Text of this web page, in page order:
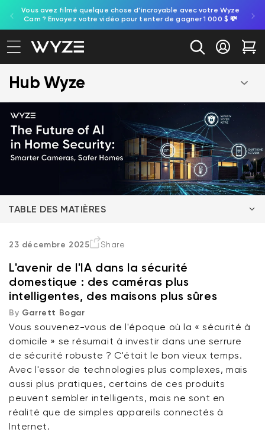
au contenu
d'accessibilité
ampoule
Vous avez filmé quelque chose d'incroyable avec votre
Cam ? Envoyez votre vidéo pour tenter de gagner 1 000 $
Se
Hub Wyze
TABLE DES MATIÈRES
Pourquoi l'IA représente l'avenir de la surveillance
des maisons intelligentes
Limites des systèmes traditionnels basés sur le
mouvement
Comment l'IA améliore la précision, le temps de
réponse et l'expérience utilisateur
Comment l'IA rend les caméras intelligentes plus
performantes
Détection de mouvement basée sur l'IA
23 décembre 2025 Share
L'avenir de l'IA dans la sécurité
domestique : des caméras plus
intelligentes, des maisons plus sûres
By Garrett Bogar
Vous souvenez-vous de l'époque où la « sécurité à
domicile » se résumait à investir dans une serrure
de sécurité robuste ? C'était le bon vieux temps.
Avec l'essor de technologies plus complexes, mais
aussi plus pratiques, certains de ces produits
peuvent sembler intelligents, mais ne sont en
réalité que de simples appareils connectés à
Internet.
Wyze Cam v4 + carte microSD 32